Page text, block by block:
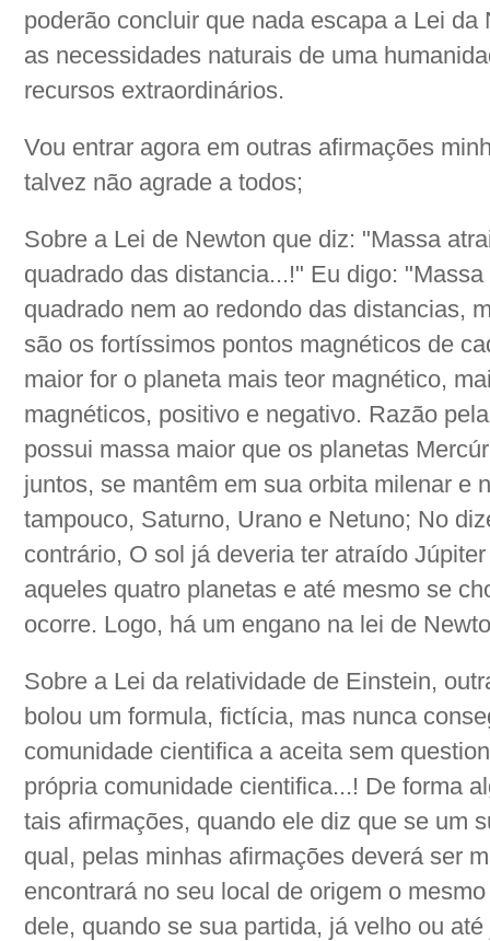
poderão concluir que nada escapa a Lei
as necessidades naturais de uma
recursos extraordinários.
Vou entrar agora em outras afirmações
talvez não agrade a todos;
Sobre a Lei de Newton que diz: "Massa
quadrado das distancia...!" Eu digo:
quadrado nem ao redondo das distancias,
são os fortíssimos pontos magnéticos de
maior for o planeta mais teor magnético,
magnéticos, positivo e negativo. Razão
possui massa maior que os planetas
juntos, se mantêm em sua orbita milenar e
tampouco, Saturno, Urano e Netuno; No
contrário, O sol já deveria ter atraído
aqueles quatro planetas e até mesmo se
ocorre. Logo, há um engano na lei de
Sobre a Lei da relatividade de Einstein,
bolou um formula, fictícia, mas nunca
comunidade cientifica a aceita sem
própria comunidade cientifica...! De forma
tais afirmações, quando ele diz que se um
qual, pelas minhas afirmações deverá ser
encontrará no seu local de origem o
dele, quando se sua partida, já velho ou